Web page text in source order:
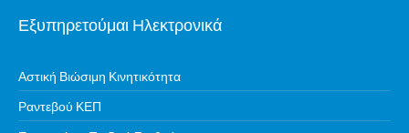
Εξυπηρετούμαι Ηλεκτρονικά
Αστική Βιώσιμη Κινητικότητα
Ραντεβού ΚΕΠ